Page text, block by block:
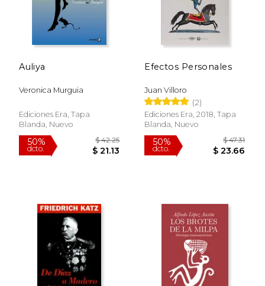
50% 50%
Auliya
Veronica Murguia
Ediciones Era, Tapa
Blanda, Nuevo
Efectos Personales
Juan Villoro
(2)
Ediciones Era, 2018, Tapa
Blanda, Nuevo